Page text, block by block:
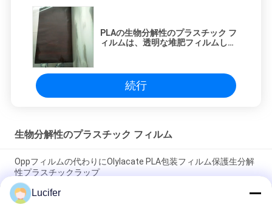
PLAの生物分解性のプラスチック フ
ィルムは、透明な堆肥フィルムしが
続行
生物分解性のプラスチック フィルム
Oppフィルムの代わりにOlylacate PLA包装フィルム保護生分解
性プラスチックラップ
環境保護の生物分解性のプラスチック フィルム透明な残りのヒ
Lucifer